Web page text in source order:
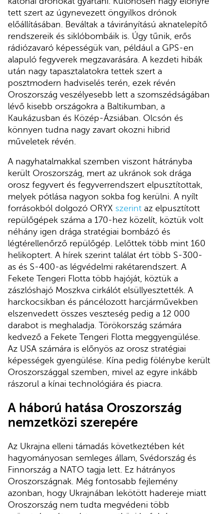
tett szert az úgynevezett öngyilkos drónok
előállításában. Beváltak a távirányítású aknatelepítő
rendszereik és siklóbombáik is. Úgy tűnik, erős
rádiózavaró képességük van, például a GPS-en
alapuló fegyverek megzavarására. A kezdeti hibák
után nagy tapasztalatokra tettek szert a
posztmodern hadviselés terén, ezek révén
Oroszország veszélyesebb lett a szomszédságában
lévő kisebb országokra a Baltikumban, a
Kaukázusban és Közép-Ázsiában. Olcsón és
könnyen tudna nagy zavart okozni hibrid
műveletek révén.
A nagyhatalmakkal szemben viszont hátrányba
került Oroszország, mert az ukránok sok drága
orosz fegyvert és fegyverrendszert elpusztítottak,
melyek pótlása nagyon sokba fog kerülni. A nyílt
forrásokból dolgozó ORYX szerint az elpusztított
repülőgépek száma a 170-hez közelít, köztük volt
néhány igen drága stratégiai bombázó és
légtérellenőrző repülőgép. Lelőttek több mint 160
helikoptert. A hírek szerint találat ért több S-300-
as és S-400-as légvédelmi rakétarendszert. A
Fekete Tengeri Flotta több hajóját, köztük a
zászlóshajó Moszkva cirkálót elsüllyesztették. A
harckocsikban és páncélozott harcjárművekben
elszenvedett összes veszteség pedig a 12 000
darabot is meghaladja. Törökország számára
kedvező a Fekete Tengeri Flotta meggyengülése.
Az USA számára is előnyös az orosz stratégiai
képességek gyengülése. Kína pedig fölénybe került
Oroszországgal szemben, mivel az egyre inkább
rászorul a kínai technológiára és piacra.
A háború hatása Oroszország
nemzetközi szerepére
Az Ukrajna elleni támadás következtében két
hagyományosan semleges állam, Svédország és
Finnország a NATO tagja lett. Ez hátrányos
Oroszországnak. Még fontosabb fejlemény
azonban, hogy Ukrajnában lekötött hadereje miatt
Oroszország nem tudta megvédeni több